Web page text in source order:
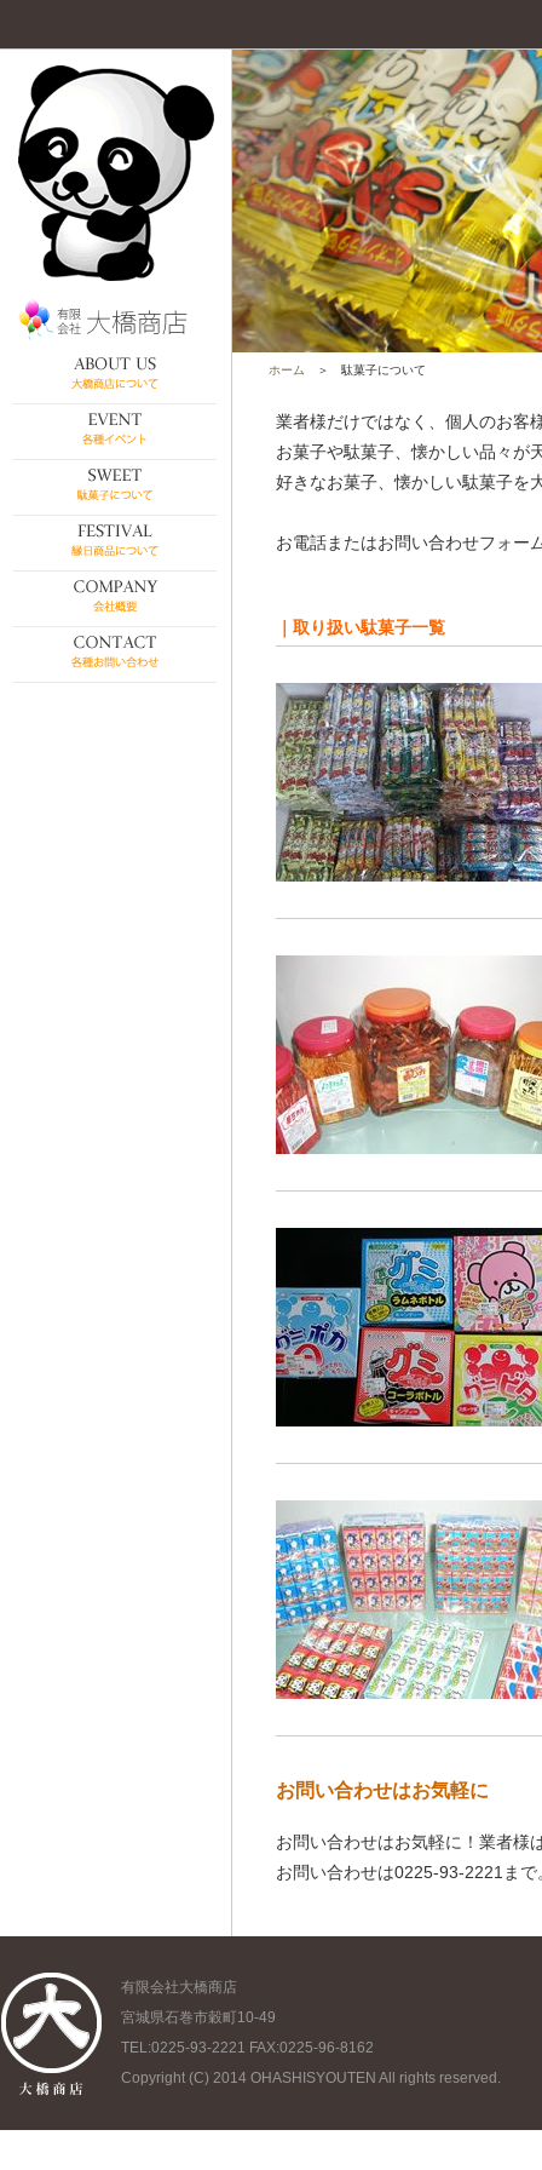
ホーム ＞ 駄菓子について
業者様だけではなく、個人のお客
お菓子や駄菓子、懐かしい品々が
好きなお菓子、懐かしい駄菓子を
お電話またはお問い合わせフォー
｜取り扱い駄菓子一覧
お問い合わせはお気軽に
お問い合わせはお気軽に！業者様
お問い合わせは0225-93-2221まで
有限会社大橋商店
宮城県石巻市穀町10-49
TEL:0225-93-2221 FAX:0225-96-8162
Copyright (C) 2014 OHASHISYOUTEN All rights reserved.